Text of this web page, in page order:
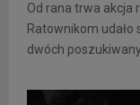
Od rana trwa akcja
Ratownikom
dwóch